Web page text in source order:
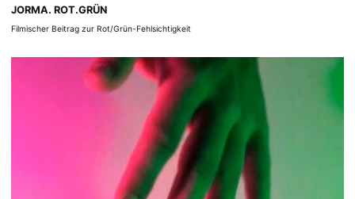
JORMA. ROT.GRÜN
Filmischer Beitrag zur Rot/Grün-Fehlsichtigkeit